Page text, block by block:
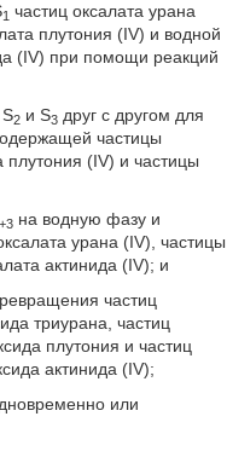
1 частиц оксалата урана
плутония (IV) и водной
(IV) при помощи реакций
, S2и S3друг с другом для
частицы
плутония (IV) и частицы
на водную фазу и
урана (IV), частицы
актинида (IV); и
частиц
триурана, частиц
плутония и частиц
актинида (IV);
или